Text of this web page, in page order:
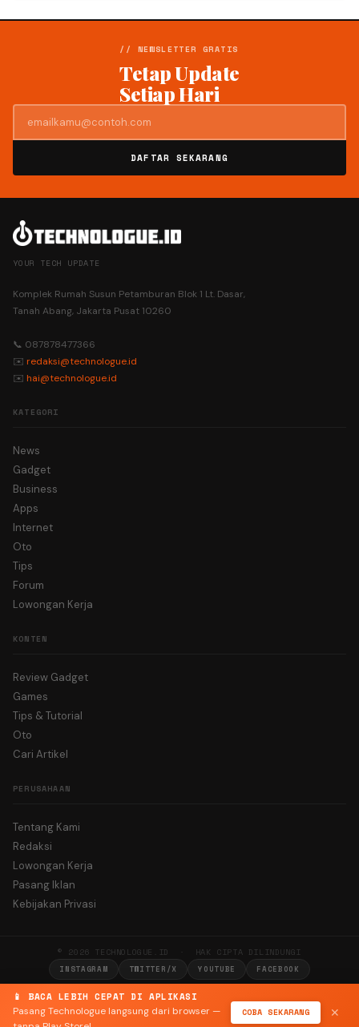
📱 BACA LEBIH CEPAT DI APLIKASI
Pasang Technologue langsung dari browser —
COBA SEKARANG ✕
// NEWSLETTER GRATIS
Tetap Update
Setiap Hari
DAFTAR SEKARANG
YOUR TECH UPDATE
Komplek Rumah Susun Petamburan Blok 1 Lt. Dasar,
Tanah Abang, Jakarta Pusat 10260
📞 087878477366
✉️ redaksi@technologue.id
✉️ hai@technologue.id
KATEGORI
News
Gadget
Business
Apps
Internet
Oto
Tips
Forum
Lowongan Kerja
KONTEN
Review Gadget
Games
Tips & Tutorial
Oto
Cari Artikel
PERUSAHAAN
Tentang Kami
Redaksi
Lowongan Kerja
Pasang Iklan
Kebijakan Privasi
© 2026 TECHNOLOGUE.ID · HAK CIPTA DILINDUNGI
INSTAGRAM TWITTER/X YOUTUBE FACEBOOK